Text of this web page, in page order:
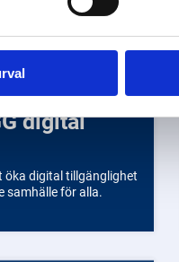
öka digital tillgänglighet
samhälle för alla.